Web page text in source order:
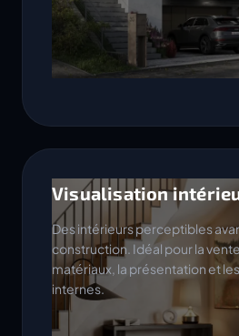
Visualisation
Des intérieurs perceptibles
construction. Idéal pour la
matériaux, la présentation et
internes.